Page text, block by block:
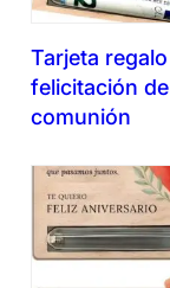
Tarjeta regalo
felicitación de
comunión